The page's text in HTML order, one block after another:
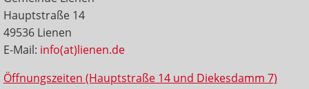
Hauptstraße 14
49536 Lienen
E-Mail: info(at)lienen.de
Öffnungszeiten (Hauptstraße 14 und Diekesdamm 7)